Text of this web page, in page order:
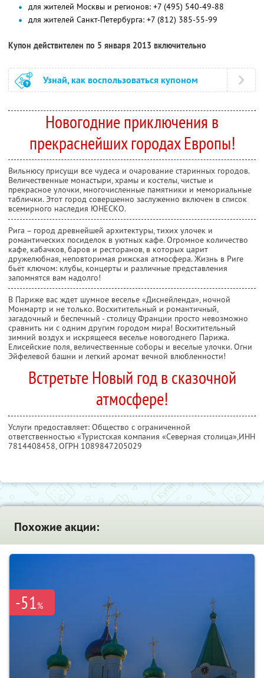
для жителей Москвы и регионов: +7 (495) 540-49-88
для жителей Санкт-Петербурга: +7 (812) 385-55-99
Купон действителен по 5 января 2013 включительно
Узнай, как воспользоваться купоном
Новогодние приключения в
прекраснейших городах Европы!
Вильнюсу присущи все чудеса и очарование старинных городов.
Величественные монастыри, храмы и костелы, чистые и
прекрасное улочки, многочисленные памятники и мемориальные
таблички. Этот город совершенно заслуженно включен в список
всемирного наследия ЮНЕСКО.
Рига – город древнейшей архитектуры, тихих улочек и
романтических посиделок в уютных кафе. Огромное количество
кафе, кабачков, баров и ресторанов, в которых царит
дружелюбная, неповторимая рижская атмосфера. Жизнь в Риге
бьёт ключом: клубы, концерты и различные представления
запомнятся вам надолго!
В Париже вас ждет шумное веселье «Диснейленда», ночной
Монмартр и не только. Восхитительный и романтичный,
загадочный и беспечный - столицу Франции просто невозможно
сравнить ни с одним другим городом мира! Восхитительный
зимний воздух и искрящееся веселье новогоднего Парижа.
Елисейские поля, величественные соборы и веселые улочки. Огни
Эйфелевой башни и легкий аромат вечной влюбленности!
Встретьте Новый год в сказочной
атмосфере!
Услуги предоставляет: Общество с ограниченной
ответственностью «Туристская компания «Северная столица»,ИНН
7814408458, ОГРН 1089847205029
Похожие акции:
-51%